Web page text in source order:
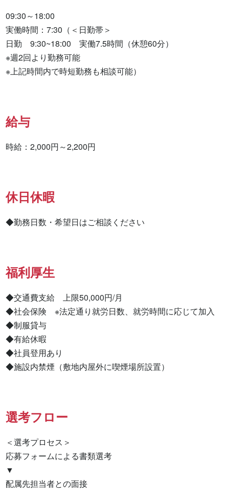
09:30～18:00
実働時間：7:30（＜日勤帯＞
日勤　9:30~18:00　実働7.5時間（休憩60分）
※週2回より勤務可能
※上記時間内で時短勤務も相談可能）
給与
時給：2,000円～2,200円
休日休暇
◆勤務日数・希望日はご相談ください
福利厚生
◆交通費支給　上限50,000円/月
◆社会保険　※法定通り就労日数、就労時間に応じて加入
◆制服貸与
◆有給休暇
◆社員登用あり
◆施設内禁煙（敷地内屋外に喫煙場所設置）
選考フロー
＜選考プロセス＞
応募フォームによる書類選考
▼
配属先担当者との面接